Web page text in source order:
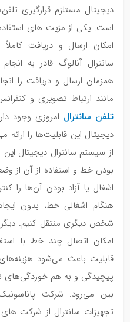
دیجیتال مستلزم قرارگیری
است. یکی از مزیت های
امکان ارسال و دریافت
سانترال آنالوگ قادر به
همزمان ارسال و دریافت را
مانند ارتباط تصویری و
تلفن سانترال امروزی وجود
دیجیتال این قابلیت‌ها را ارائه
از سیستم سانترال دیجیتال
بودن خط و استفاده از آن از
اشغال یا آزاد بودن آن‌ها را
هنگام اشغالی خط، بدون
شخص دیگری منتقل کنیم. دیگر
امکان اتصال چند خط با
قابلیت باعث می‌شود
پیچیدگی و به هم خوردگی‌های
بین می‌رود. شرکت
تجهیزات سانترال از شرکت